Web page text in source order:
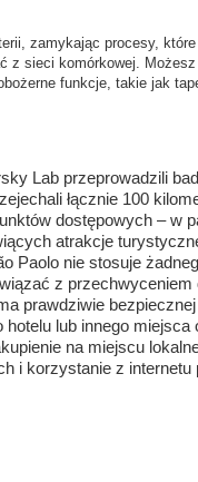
zamykając procesy,
z sieci komórkowej.
funkcje, takie jak
Lab przeprowadzili
łącznie 100
dostępowych – w
atrakcje
Paolo nie stosuje
z
prawdziwie
lub innego miejsca
na miejscu
i korzystanie z internetu